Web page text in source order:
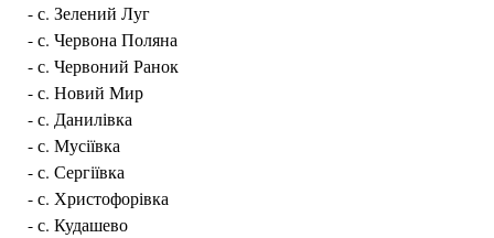
- с. Зелений Луг
- с. Червона Поляна
- с. Червоний Ранок
- с. Новий Мир
- с. Данилівка
- с. Мусіївка
- с. Сергіївка
- с. Христофорівка
- с. Кудашево